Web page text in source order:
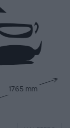
1765 mm